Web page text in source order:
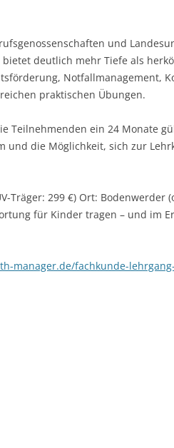
und
deutlich mehr Tiefe als
Notfallmanagement,
praktischen Übungen.
Teilnehmenden ein 24 Monate
die Möglichkeit, sich zur
Träger: 299 €) Ort: Bodenwerder
für Kinder tragen – und im
manager.de/fachkunde-